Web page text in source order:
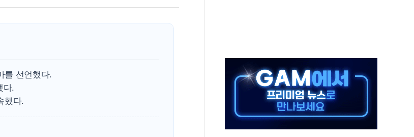
윤준병·이해민 의원, '정부 특사'로 콜롬비아 대통령 취임식 참석
'호우·산사태 주의보' 울진 시간당 30mm 강한 비...호우 피해 없어
를 선언했다.
다.
했다.